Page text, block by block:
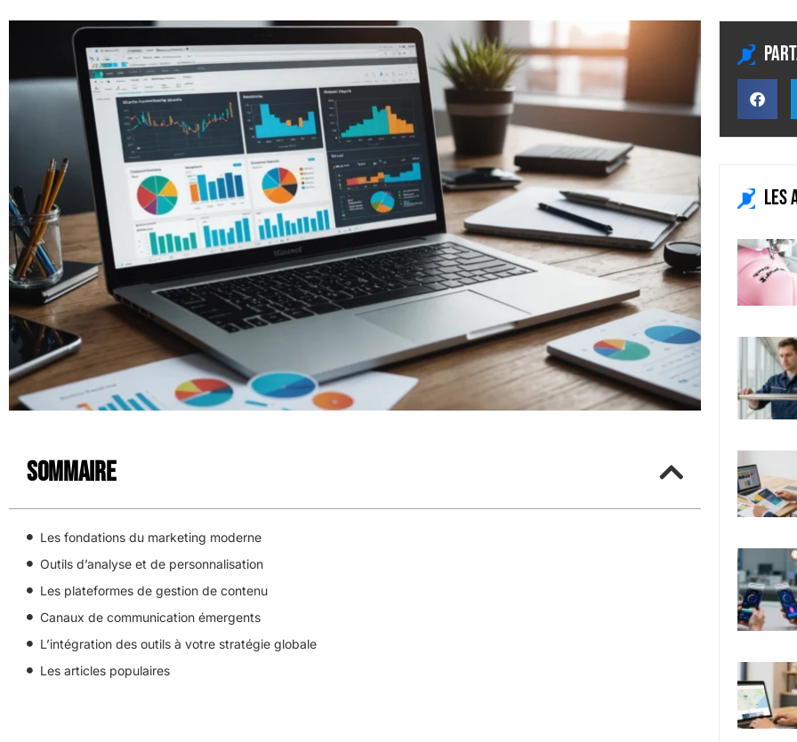
Sommaire
Les fondations du marketing moderne
Outils d’analyse et de personnalisation
Les plateformes de gestion de contenu
Canaux de communication émergents
L’intégration des outils à votre stratégie globale
Les articles populaires